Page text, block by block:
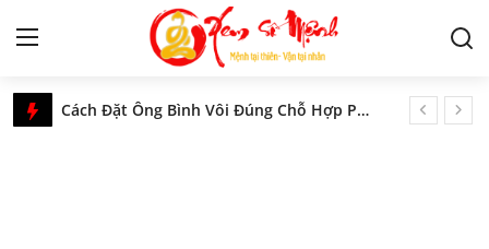
Cách Đặt Ông Bình Vôi Đúng Chỗ Hợp Phong Thủy